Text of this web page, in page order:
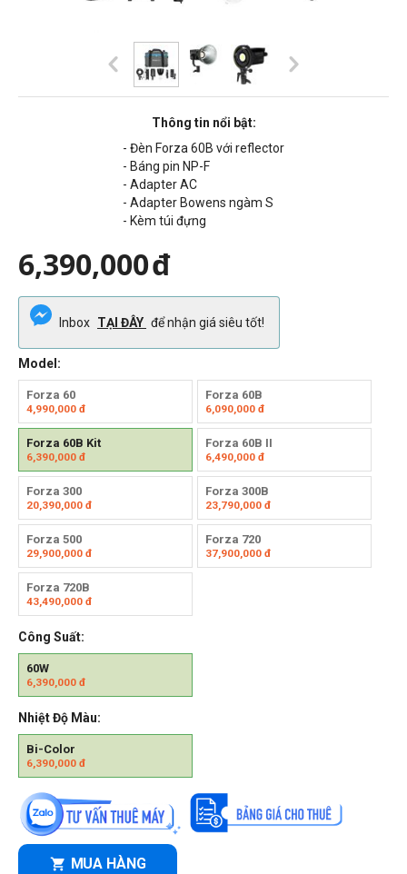
Thông tin nổi bật:
- Đèn Forza 60B với reflector
- Báng pin NP-F
- Adapter AC
- Adapter Bowens ngàm S
- Kèm túi đựng
6,390,000đ
Inbox TẠI ĐÂY để nhận giá siêu tốt!
Model:
Forza 60
4,990,000 đ
Forza 60B
6,090,000đ
Forza 60B Kit
6,390,000 đ
Forza 60B II
6,490,000đ
Forza 300
20,390,000 đ
Forza 300B
23,790,000đ
Forza 500
29,900,000 đ
Forza 720
37,900,000đ
Forza 720B
43,490,000 đ
Công Suất:
60W
6,390,000 đ
Nhiệt Độ Màu:
Bi-Color
6,390,000 đ
MUA HÀNG